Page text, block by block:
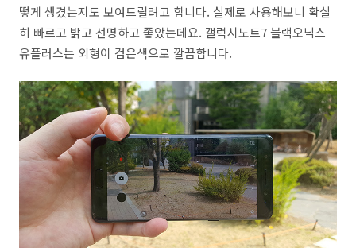
떻게 생겼는지도 보여드릴려고 합니다. 실제로 사용해보니 확실
히 빠르고 밝고 선명하고 좋았는데요. 갤럭시노트7 블랙오닉스
유플러스는 외형이 검은색으로 깔끔합니다.